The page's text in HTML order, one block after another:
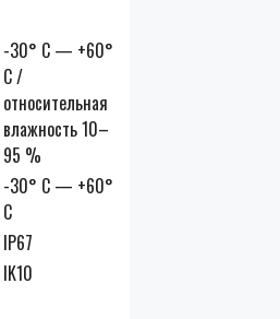
-30° C — +60°
C /
относительная
влажность 10–
95 %
-30° C — +60°
C
IP67
IK10